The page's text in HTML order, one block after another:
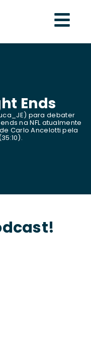
Ends
para debater
na NFL atualmente
Carlo Ancelotti pela